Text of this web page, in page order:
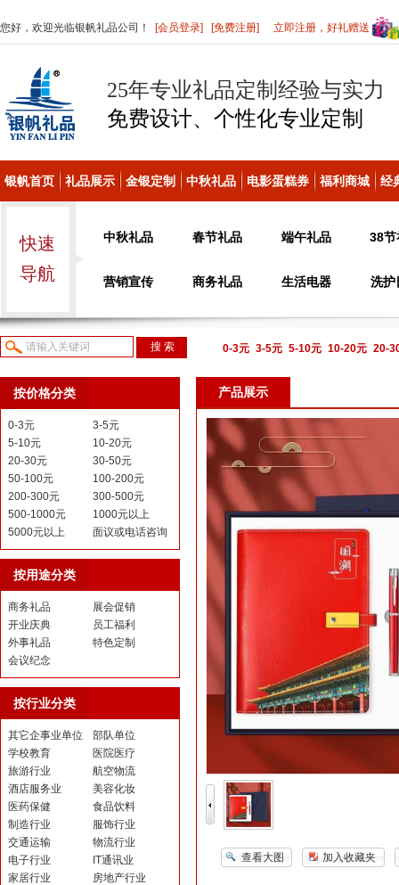
您好，欢迎光临银帆礼品公司！ [会员登录] [免费注册] 立即注册，好礼赠送
25年专业礼品定制经验与实力
免费设计、个性化专业定制
银帆首页 礼品展示 金银定制 中秋礼品 电影蛋糕券 福利商城 经
快速
导航
中秋礼品 春节礼品 端午礼品 38节
营销宣传 商务礼品 生活电器 洗护
0-3元 3-5元 5-10元 10-20元 20-
议或电话咨询
按价格分类
0-3元
3-5元
5-10元
10-20元
20-30元
30-50元
50-100元
100-200元
200-300元
300-500元
500-1000元
1000元以上
5000元以上
面议或电话咨询
按用途分类
商务礼品
展会促销
开业庆典
员工福利
外事礼品
特色定制
会议纪念
按行业分类
其它企事业单位
部队单位
学校教育
医院医疗
旅游行业
航空物流
酒店服务业
美容化妆
医药保健
食品饮料
制造行业
服饰行业
交通运输
物流行业
电子行业
IT通讯业
家居行业
房地产行业
产品展示
查看大图 加入收藏夹